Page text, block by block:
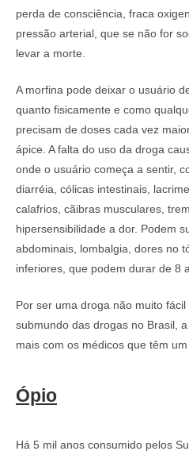
perda de consciência, fraca
pressão arterial, que se não for
levar a morte.
A morfina pode deixar o usuário
quanto fisicamente e como
precisam de doses cada vez
ápice. A falta do uso da droga
onde o usuário começa a sentir,
diarréia, cólicas intestinais,
calafrios, cãibras musculares,
hipersensibilidade a dor. Podem
abdominais, lombalgia, dores no
inferiores, que podem durar de 8
Por ser uma droga não muito
submundo das drogas no Brasil,
mais com os médicos que têm
Ópio
Há 5 mil anos consumido pelos